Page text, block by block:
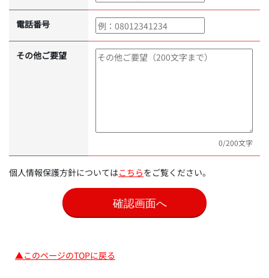
電話番号
その他ご要望
0/200文字
個人情報保護方針についてはこちらをご覧ください。
▲このページのTOPに戻る